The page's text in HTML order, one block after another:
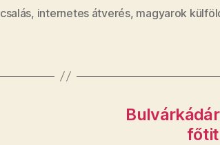
csalás, internetes átverés, magyarok